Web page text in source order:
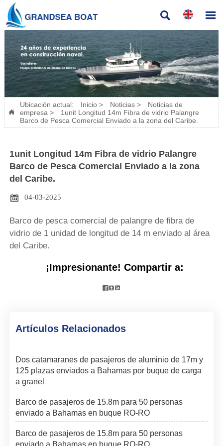
 

Ubicación actual: Inicio> Noticias>
Noticias de
empresa >
1unit Longitud 14m Fibra de vidrio Palangre
Barco de Pesca Comercial Enviado a la zona del Caribe.
1unit Longitud 14m Fibra de vidrio Palangre
Barco de Pesca Comercial Enviado a la zona
del Caribe.

04-03-2025
Barco de pesca comercial de palangre de fibra de
vidrio de 1 unidad de longitud de 14 m enviado al área
del Caribe.
¡Impresionante! Compartir a:

Artículos Relacionados
Dos catamaranes de pasajeros de aluminio de 17m y
125 plazas enviados a Bahamas por buque de carga
a granel
Barco de pasajeros de 15.8m para 50 personas
enviado a Bahamas en buque RO-RO
Barco de pasajeros de 15.8m para 50 personas
enviado a Bahamas en buque RO-RO